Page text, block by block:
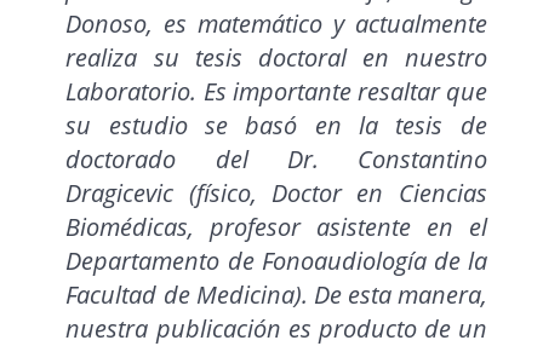
Donoso, es matemático y actualmente
realiza su tesis doctoral en nuestro
Laboratorio. Es importante resaltar que
su estudio se basó en la tesis de
doctorado del Dr. Constantino
Dragicevic (físico, Doctor en Ciencias
Biomédicas, profesor asistente en el
Departamento de Fonoaudiología de la
Facultad de Medicina). De esta manera,
nuestra publicación es producto de un